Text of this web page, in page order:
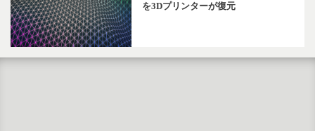
を3Dプリンターが復元